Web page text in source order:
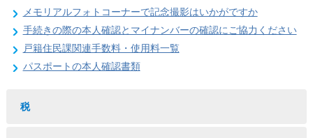
メモリアルフォトコーナーで記念撮影はいかがですか
手続きの際の本人確認とマイナンバーの確認にご協力ください
戸籍住民課関連手数料・使用料一覧
パスポートの本人確認書類
税